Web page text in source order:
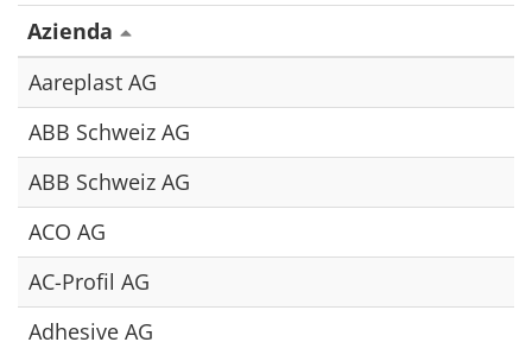
Azienda
Aareplast AG
ABB Schweiz AG
ABB Schweiz AG
ACO AG
AC-Profil AG
Adhesive AG